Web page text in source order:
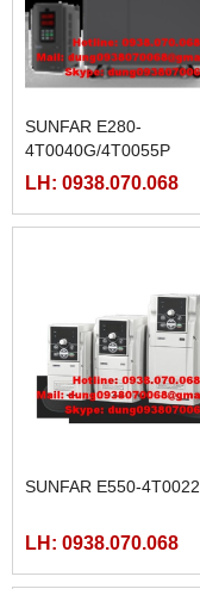
SUNFAR E280-
4T0040G/4T0055P
LH: 0938.070.068
SUNFAR E550-4T0022
LH: 0938.070.068